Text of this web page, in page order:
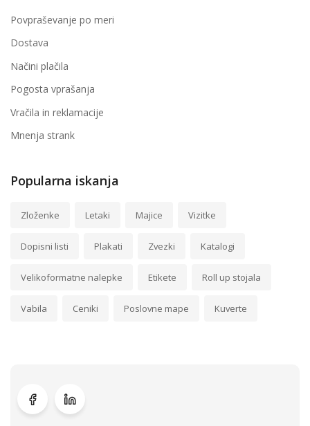
Povpraševanje po meri
Dostava
Načini plačila
Pogosta vprašanja
Vračila in reklamacije
Mnenja strank
Popularna iskanja
Zloženke Letaki Majice Vizitke
Dopisni listi Plakati Zvezki Katalogi
Velikoformatne nalepke Etikete Roll up stojala
Vabila Ceniki Poslovne mape Kuverte